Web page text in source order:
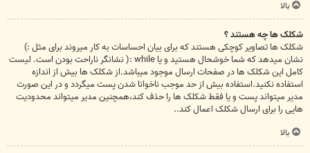
بالا
شکلک ها چه هستند ؟
شکلک ها تصاویر کوچکی هستند که برای بیان احساسات به کار میروند برای مثل :)
نشان میدهد که شما خوشحال هستید و یا while :( نشانگر ناراحت بودن است. لیست
کامل این شکلک ها در صفحات ارسال موجود میباشد.از شکلک ها بیش از اندازه
استفاده نکنید.استفاده بیش از حد موجب ناخوانا شدن پست میگردد و در این صورت
مدیر میتواند پست و یا فقط شکلک ها را حذف کند،همچنین مدیر میتواند محدودیت
هایی را برای ارسال شکلک اعمال کند..
بالا